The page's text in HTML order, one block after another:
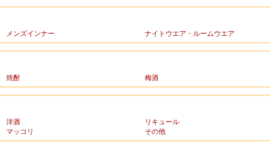
メンズインナー ナイトウエア・ルームウエア
焼酎 梅酒
洋酒 リキュール
マッコリ その他